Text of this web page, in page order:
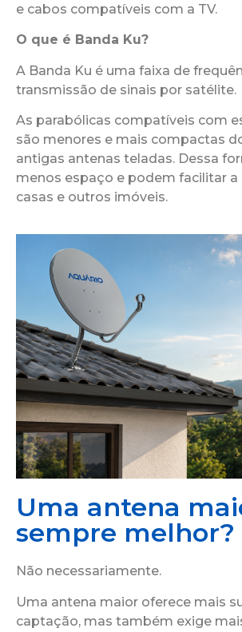
e cabos compatíveis com a TV.
O que é Banda Ku?
A Banda Ku é uma faixa de
transmissão de sinais por satélite.
As parabólicas compatíveis com
são menores e mais compactas
antigas antenas teladas. Dessa
menos espaço e podem facilitar
casas e outros imóveis.
Uma antena
sempre melhor?
Não necessariamente.
Uma antena maior oferece mais
captação, mas também exige